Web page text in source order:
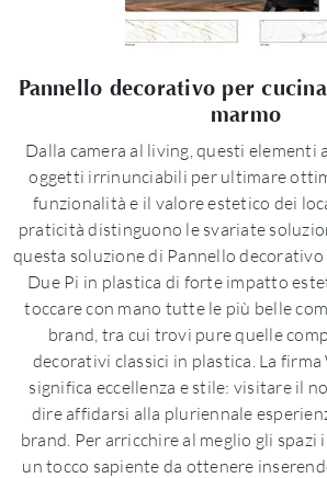
Pannello decorativo per
marmo
Dalla camera al living, questi elementi
oggetti irrinunciabili per ultimare
funzionalità e il valore estetico dei
praticità distinguono le svariate
questa soluzione di Pannello
Due Pi in plastica di forte impatto
toccare con mano tutte le più belle
brand, tra cui trovi pure quelle
decorativi classici in plastica. La
significa eccellenza e stile: visitare il
dire affidarsi alla pluriennale
brand. Per arricchire al meglio gli
un tocco sapiente da ottenere